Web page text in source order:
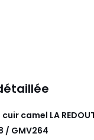
cuir camel LA
/ GMV264